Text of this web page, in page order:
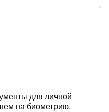
для личной
на биометрию.